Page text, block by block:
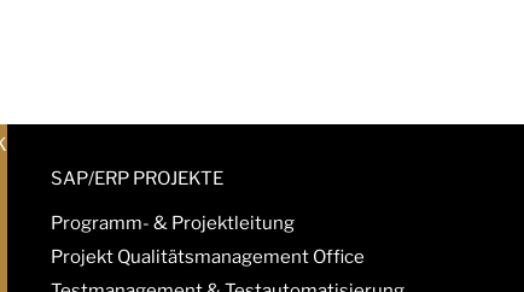
SAP/ERP PROJEKTE
Programm- & Projektleitung
Projekt Qualitätsmanagement Office